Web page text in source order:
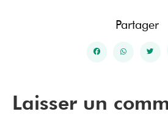
Partager
Laisser un